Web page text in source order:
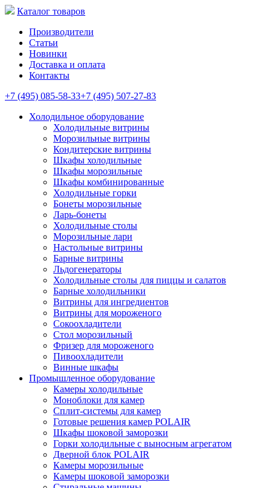
Каталог товаров
Производители
Статьи
Новинки
Доставка и оплата
Контакты
+7 (495) 085-58-33+7 (495) 507-27-83
Холодильное оборудование
Холодильные витрины
Морозильные витрины
Кондитерские витрины
Шкафы холодильные
Шкафы морозильные
Шкафы комбинированные
Холодильные горки
Бонеты морозильные
Ларь-бонеты
Холодильные столы
Морозильные лари
Настольные витрины
Барные витрины
Льдогенераторы
Холодильные столы для пиццы и салатов
Барные холодильники
Витрины для ингредиентов
Витрины для мороженого
Сокоохладители
Стол морозильный
Фризер для мороженого
Пивоохладители
Винные шкафы
Промышленное оборудование
Камеры холодильные
Моноблоки для камер
Сплит-системы для камер
Готовые решения камер POLAIR
Шкафы шоковой заморозки
Горки холодильные с выносным агрегатом
Дверной блок POLAIR
Камеры морозильные
Камеры шоковой заморозки